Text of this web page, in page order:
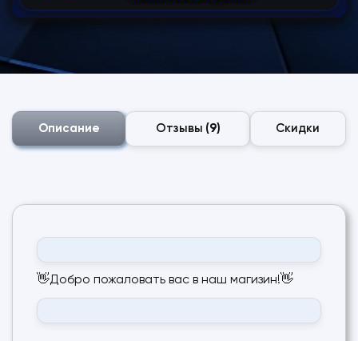
Описание Отзывы (9) Скидки
👋Добро пожаловать вас в наш магизин!👋